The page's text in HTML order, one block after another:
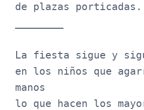
de plazas porticadas.
La fiesta sigue y
en los niños que
manos
lo que hacen los